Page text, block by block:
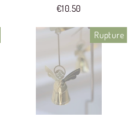
€10.50
Rupture